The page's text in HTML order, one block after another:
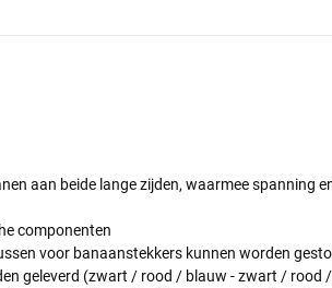
aan beide lange zijden, waarmee spanning
componenten
voor banaanstekkers kunnen worden
geleverd (zwart / rood / blauw - zwart / rood